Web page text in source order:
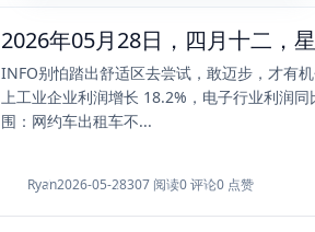
2026-05-28
INFO别怕踏出舒适区去尝试，敢迈步，才有
上工业企业利润增长 18.2%，电子行业利润
围：网约车出租车不...
Ryan2026-05-28307 阅读0 评论0 点赞